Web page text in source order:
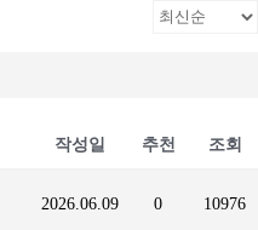
작성일 추천 조회
2026.06.09 0 10976